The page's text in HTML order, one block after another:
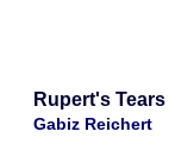
Rupert's Tears
Gabiz Reichert